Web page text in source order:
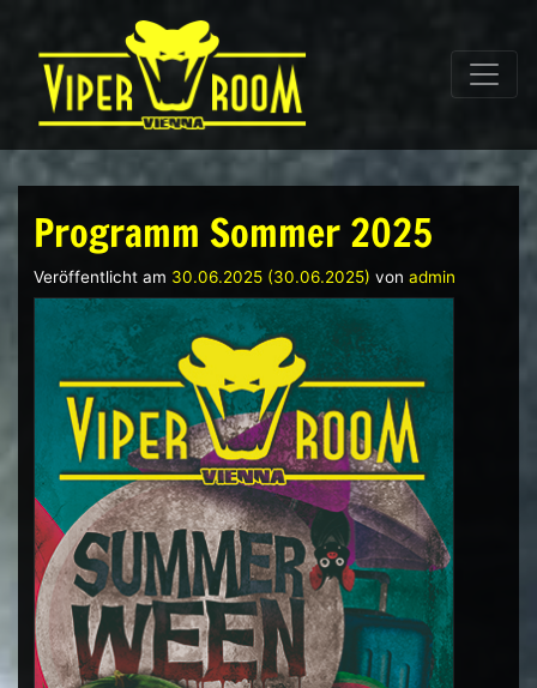
Hauptnavigation
Programm Sommer 2025
Veröffentlicht am 30.06.2025(30.06.2025) von admin